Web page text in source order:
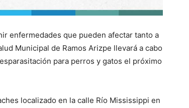
enfermedades que pueden afectar tanto a
Municipal de Ramos Arizpe llevará a cabo
para perros y gatos el próximo
localizado en la calle Río Mississippi en